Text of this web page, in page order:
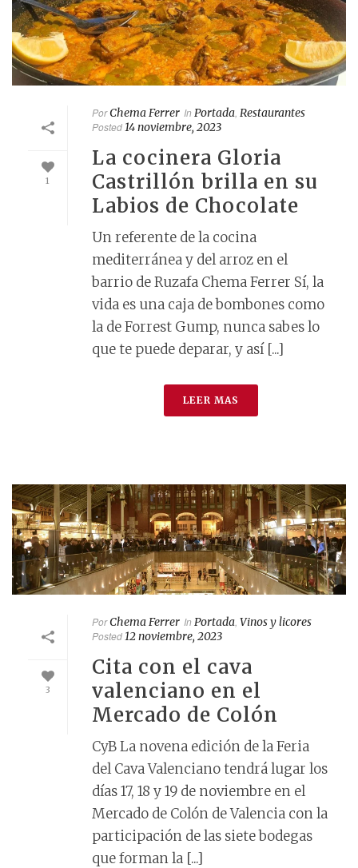
1
PorChema Ferrer In Portada Restaurantes
Posted14 noviembre, 2023
La cocinera Gloria
Castrillón brilla en su
Labios de Chocolate
Un referente de la cocina
mediterránea y del arroz en el
barrio de Ruzafa Chema Ferrer Sí, la
vida es una caja de bombones como
la de Forrest Gump, nunca sabes lo
que te puede deparar, y así [...]
LEER MAS
3
PorChema Ferrer In Portada Vinos y licores
Posted12 noviembre, 2023
Cita con el cava
valenciano en el
Mercado de Colón
CyB La novena edición de la Feria
del Cava Valenciano tendrá lugar los
días 17, 18 y 19 de noviembre en el
Mercado de Colón de Valencia con la
participación de las siete bodegas
que forman la [...]